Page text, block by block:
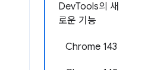
DevTools의 새
로운 기능
Chrome 143